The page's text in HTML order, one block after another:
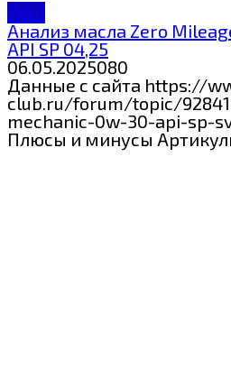
Zero
Анализ масла Zero
API SP 04,25
06.05.2025080
Данные с сайта https://
club.ru/forum/topic/
mechanic-0w-30-api-sp-
Плюсы и минусы